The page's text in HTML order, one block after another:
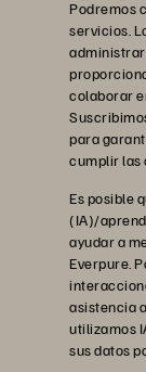
Podremos
servicios.
colaborar
para
cumplir las
Es posible
(IA)/
ayudar a
Everpure.
asistencia
utilizamos
sus datos